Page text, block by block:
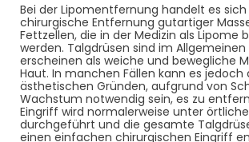
Bei der Lipomentfernung handelt es
chirurgische Entfernung gutartiger
Fettzellen, die in der Medizin als Lipome
werden. Talgdrüsen sind im
erscheinen als weiche und bewegliche
Haut. In manchen Fällen kann es jedoch
ästhetischen Gründen, aufgrund von
Wachstum notwendig sein, es zu
Eingriff wird normalerweise unter
durchgeführt und die gesamte
einen einfachen chirurgischen Eingriff